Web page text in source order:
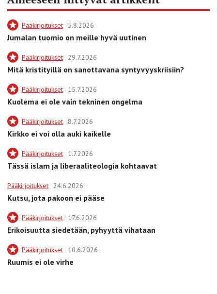
Pääkirjoitukset 5.8.2026
Jumalan tuomio on meille hyvä uutinen
Pääkirjoitukset 29.7.2026
Mitä kristityillä on sanottavana syntyvyyskriisiin?
Pääkirjoitukset 15.7.2026
Kuolema ei ole vain tekninen ongelma
Pääkirjoitukset 8.7.2026
Kirkko ei voi olla auki kaikelle
Pääkirjoitukset 1.7.2026
Tässä islam ja liberaaliteologia kohtaavat
Pääkirjoitukset 24.6.2026
Kutsu, jota pakoon ei pääse
Pääkirjoitukset 17.6.2026
Erikoisuutta siedetään, pyhyyttä vihataan
Pääkirjoitukset 10.6.2026
Ruumis ei ole virhe